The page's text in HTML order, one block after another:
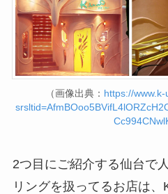
（画像出典： https://
2つ目にご紹介する仙台で
リングを扱ってるお店は、